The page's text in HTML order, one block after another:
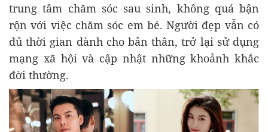
trung tâm chăm sóc sau sinh, không quá bận
rộn với việc chăm sóc em bé. Người đẹp vẫn có
đủ thời gian dành cho bản thân, trở lại sử dụng
mạng xã hội và cập nhật những khoảnh khắc
đời thường.